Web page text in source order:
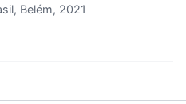
Belém, 2021